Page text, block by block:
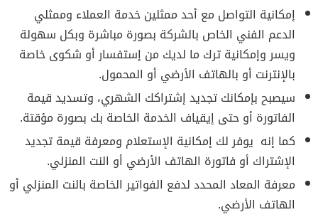
إمكانية التواصل مع أحد ممثلين خدمة العملاء وممثلي
الدعم الفني الخاص بالشركة بصورة مباشرة وبكل سهولة
ويسر وإمكانية ترك ما لديك من إستفسار أو شكوى خاصة
بالإنترنت أو بالهاتف الأرضي أو المحمول.
سيصبح بإمكانك تجديد إشتراكك الشهري، وتسديد قيمة
الفاتورة أو حتى إيقياف الخدمة الخاصة بك بصورة مؤقتة.
كما إنه يوفر لك إمكانية الإستعلام ومعرفة قيمة تجديد
الإشتراك أو فاتورة الهاتف الأرضي أو النت المنزلي.
معرفة المعاد المحدد لدفع الفواتير الخاصة بالنت المنزلي أو
الهاتف الأرضي.